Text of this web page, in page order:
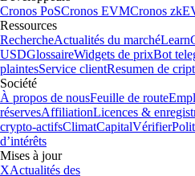
Cronos PoSCronos EVMCronos
Ressources
RechercheActualités du marchéLearn
USDGlossaireWidgets de prixBot
plaintesService clientResumen de
Société
À propos de nousFeuille de route
réservesAffiliationLicences &
crypto-actifsClimatCapitalVérifier
d’intérêts
Mises à jour
XActualités des